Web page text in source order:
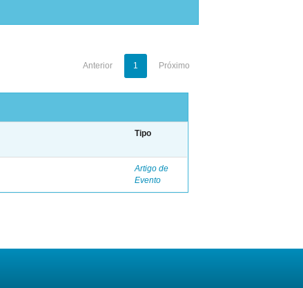
Anterior 1 Próximo
Tipo
Artigo de
Evento